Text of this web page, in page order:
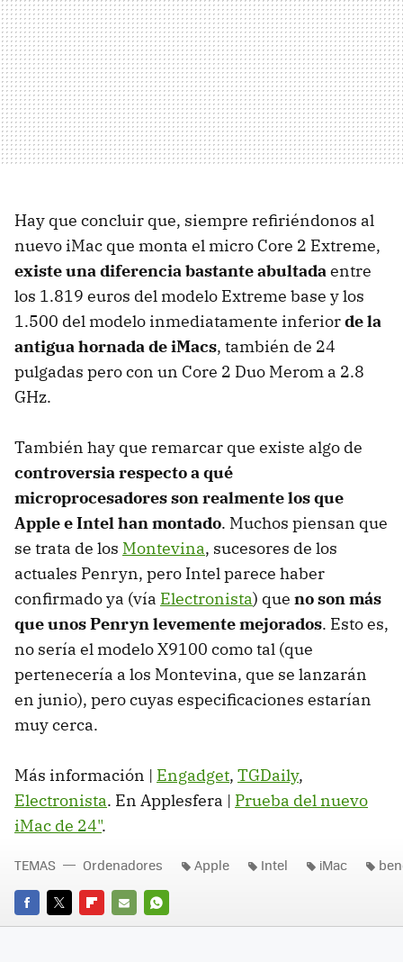
Hay que concluir que, siempre refiriéndonos al
nuevo iMac que monta el micro Core 2 Extreme,
existe una diferencia bastante abultadaentre
los 1.819 euros del modelo Extreme base y los
1.500 del modelo inmediatamente inferiorde la
antigua hornada de iMacs, también de 24
pulgadas pero con un Core 2 Duo Merom a 2.8
GHz.
También hay que remarcar que existe algo de
controversia respecto a qué
microprocesadores son realmente los que
Apple e Intel han montado. Muchos piensan que
se trata de los Montevina, sucesores de los
actuales Penryn, pero Intel parece haber
confirmado ya (vía Electronista) que no son más
que unos Penryn levemente mejorados. Esto es,
no sería el modelo X9100 como tal (que
pertenecería a los Montevina, que se lanzarán
en junio), pero cuyas especificaciones estarían
muy cerca.
Más información | Engadget, TGDaily,
Electronista. En Applesfera | Prueba del nuevo
iMac de 24".
FACEBOOK
TWITTERFLIPBOARD
E-
WHATSAPP
TEMAS Ordenadores Apple Intel iMac